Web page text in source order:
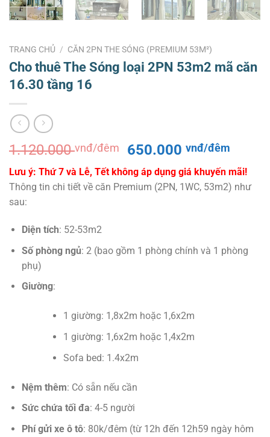
TRANG CHỦ / CĂN 2PN THE SÓNG (PREMIUM 53M²)
Cho thuê The Sóng loại 2PN 53m2 mã căn
16.30 tầng 16
1.120.000vnđ/đêm
Giá
gốc
là:
1.120.000 vnđ/
650.000vnđ/đêm
hiện
tại
là:
Lưu ý: Thứ 7 và Lễ, Tết không áp dụng giá khuyến mãi!
Thông tin chi tiết về căn Premium (2PN, 1WC, 53m2) như
sau:
Diện tích: 52-53m2
Số phòng ngủ: 2 (bao gồm 1 phòng chính và 1 phòng
phụ)
Giường:
1 giường: 1,8x2m hoặc 1,6x2m
1 giường: 1,6x2m hoặc 1,4x2m
Sofa bed: 1.4x2m
Nệm thêm: Có sẵn nếu cần
Sức chứa tối đa: 4-5 người
Phí gửi xe ô tô: 80k/đêm (từ 12h đến 12h59 ngày hôm